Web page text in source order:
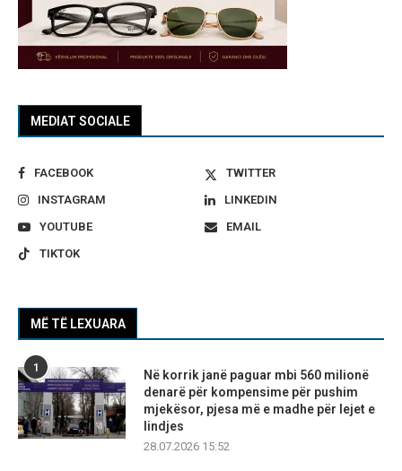
MEDIAT SOCIALE
FACEBOOK
TWITTER
INSTAGRAM
LINKEDIN
YOUTUBE
EMAIL
TIKTOK
MË TË LEXUARA
1
Në korrik janë paguar mbi 560 milionë
denarë për kompensime për pushim
mjekësor, pjesa më e madhe për lejet e
lindjes
28.07.2026 15:52